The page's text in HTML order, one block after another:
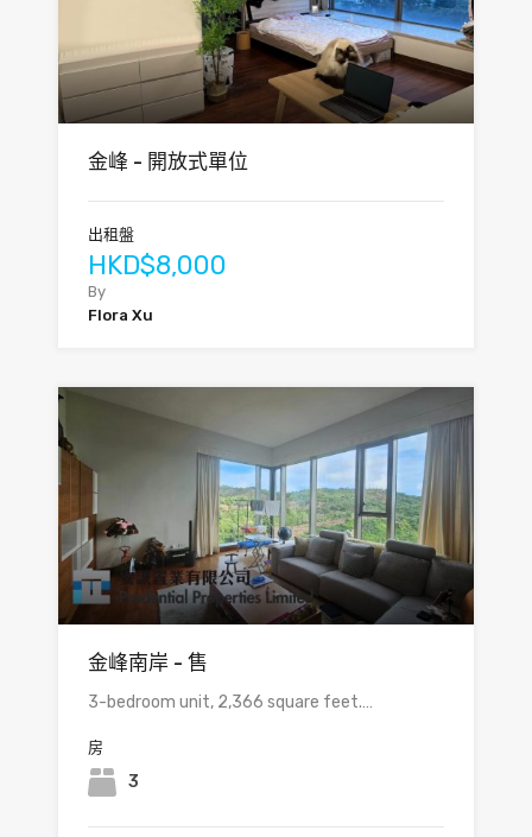
金峰 - 開放式單位
出租盤
HKD$8,000
By
Flora Xu
金峰南岸 - 售
3-bedroom unit, 2,366 square feet.…
房
3